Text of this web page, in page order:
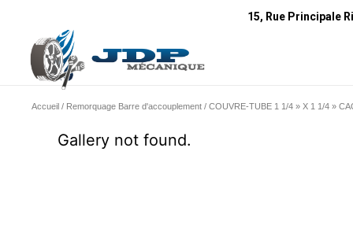
15, Rue Principale
Accueil / Remorquage Barre d'accouplement / COUVRE-TUBE 1 1/4 » X 1 1/4 »
Gallery not found.